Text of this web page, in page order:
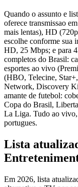
Quando o assunto e
oferece transmissao
mais lentas), HD
escolhe conforme sua
HD, 25 Mbps; e para
completos do Brasil:
esportes ao vivo
(HBO, Telecine,
Network, Discovery
amante de futebol:
Copa do Brasil,
La Liga. Tudo ao vivo,
portugues.
Lista
Em 2026, lista